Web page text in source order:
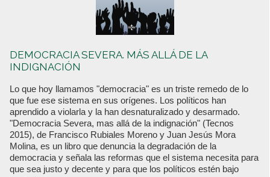
DEMOCRACIA SEVERA. MÁS ALLÁ DE LA
INDIGNACIÓN
Lo que hoy llamamos "democracia" es un triste remedo de lo
que fue ese sistema en sus orígenes. Los políticos han
aprendido a violarla y la han desnaturalizado y desarmado.
"Democracia Severa, mas allá de la indignación" (Tecnos
2015), de Francisco Rubiales Moreno y Juan Jesús Mora
Molina, es un libro que denuncia la degradación de la
democracia y señala las reformas que el sistema necesita para
que sea justo y decente y para que los políticos estén bajo